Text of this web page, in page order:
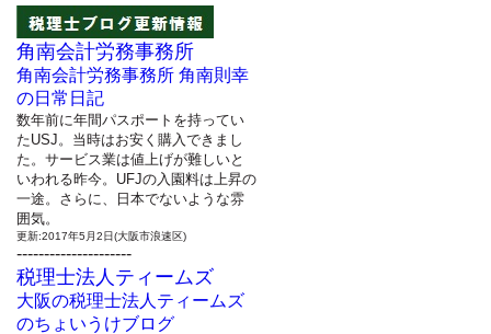
角南会計労務事務所
角南会計労務事務所 角南則幸
の日常日記
数年前に年間パスポートを持ってい
たUSJ。当時はお安く購入できまし
た。サービス業は値上げが難しいと
いわれる昨今。UFJの入園料は上昇の
一途。さらに、日本でないような雰
囲気。
更新:2017年5月2日(大阪市浪速区)
---------------------
税理士法人ティームズ
大阪の税理士法人ティームズ
のちょいうけブログ